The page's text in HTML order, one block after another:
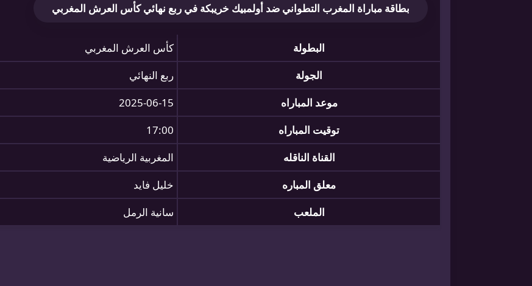
بطاقة مباراة المغرب التطواني ضد أولمبيك خريبكة في ربع نهائي كأس العرش المغربي
البطولة
كأس العرش المغربي
الجولة
ربع النهائي
موعد المباراه
2025-06-15
توقيت المباراه
17:00
القناة الناقله
المغربية الرياضية
معلق المباره
خليل فايد
الملعب
سانية الرمل